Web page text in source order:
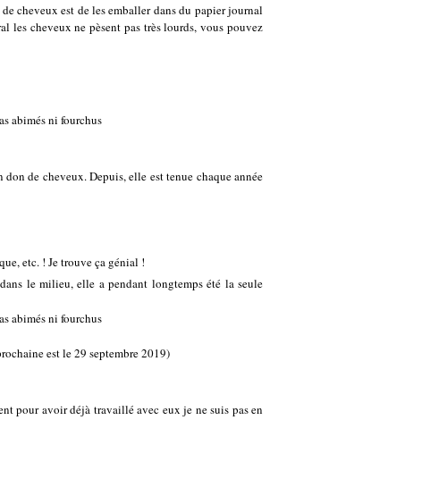
cheveux est de les emballer dans du papier journal
les cheveux ne pèsent pas très lourds, vous pouvez
abimés ni fourchus
de cheveux. Depuis, elle est tenue chaque année
etc. ! Je trouve ça génial !
le milieu, elle a pendant longtemps été la seule
abimés ni fourchus
est le 29 septembre 2019)
pour avoir déjà travaillé avec eux je ne suis pas en